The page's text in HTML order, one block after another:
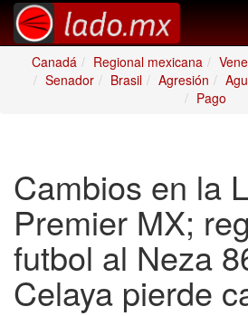
Canadá
Regional mexicana
Senador
Brasil Agresión
Pago
Cambios en la
Premier MX;
futbol al Neza
Celaya pierde